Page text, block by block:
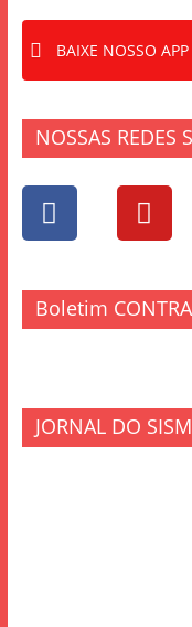
BAIXE NOSSO APP
NOSSAS REDES
Boletim
JORNAL DO